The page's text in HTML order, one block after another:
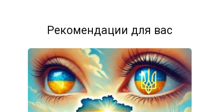
Рекомендации для вас